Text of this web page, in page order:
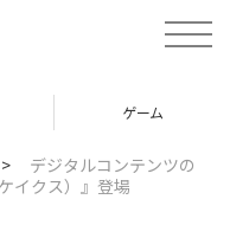
t
o
v
ゲーム
>
デジタルコンテンツの
イクス）』登場